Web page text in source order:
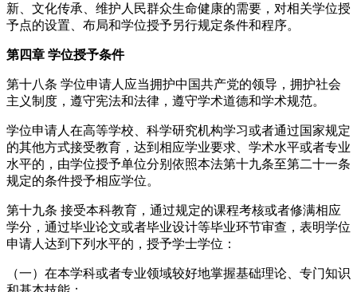
新、文化传承、维护人民群众生命健康的需要，对相关学位授
予点的设置、布局和学位授予另行规定条件和程序。
第四章 学位授予条件
第十八条 学位申请人应当拥护中国共产党的领导，拥护社会
主义制度，遵守宪法和法律，遵守学术道德和学术规范。
学位申请人在高等学校、科学研究机构学习或者通过国家规定
的其他方式接受教育，达到相应学业要求、学术水平或者专业
水平的，由学位授予单位分别依照本法第十九条至第二十一条
规定的条件授予相应学位。
第十九条 接受本科教育，通过规定的课程考核或者修满相应
学分，通过毕业论文或者毕业设计等毕业环节审查，表明学位
申请人达到下列水平的，授予学士学位：
（一）在本学科或者专业领域较好地掌握基础理论、专门知识